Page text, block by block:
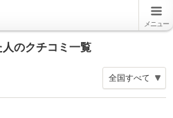
メニュー
人のクチコミ一覧